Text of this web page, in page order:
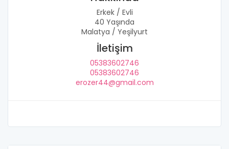
Erkek / Evli
40 Yaşında
Malatya / Yeşilyurt
İletişim
05383602746
05383602746
erozer44@gmail.com